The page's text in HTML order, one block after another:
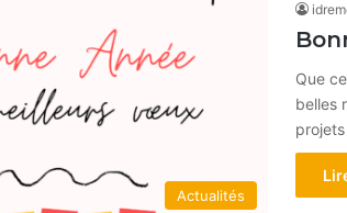
Actualités
Que
belles